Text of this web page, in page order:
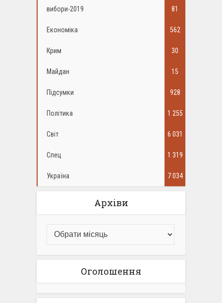
вибори-2019 81
Економіка 562
Крим 30
Майдан 15
Підсумки 928
Політика 1 255
Світ 6 031
Спец 1 319
Україна 7 034
Архіви
Оголошення